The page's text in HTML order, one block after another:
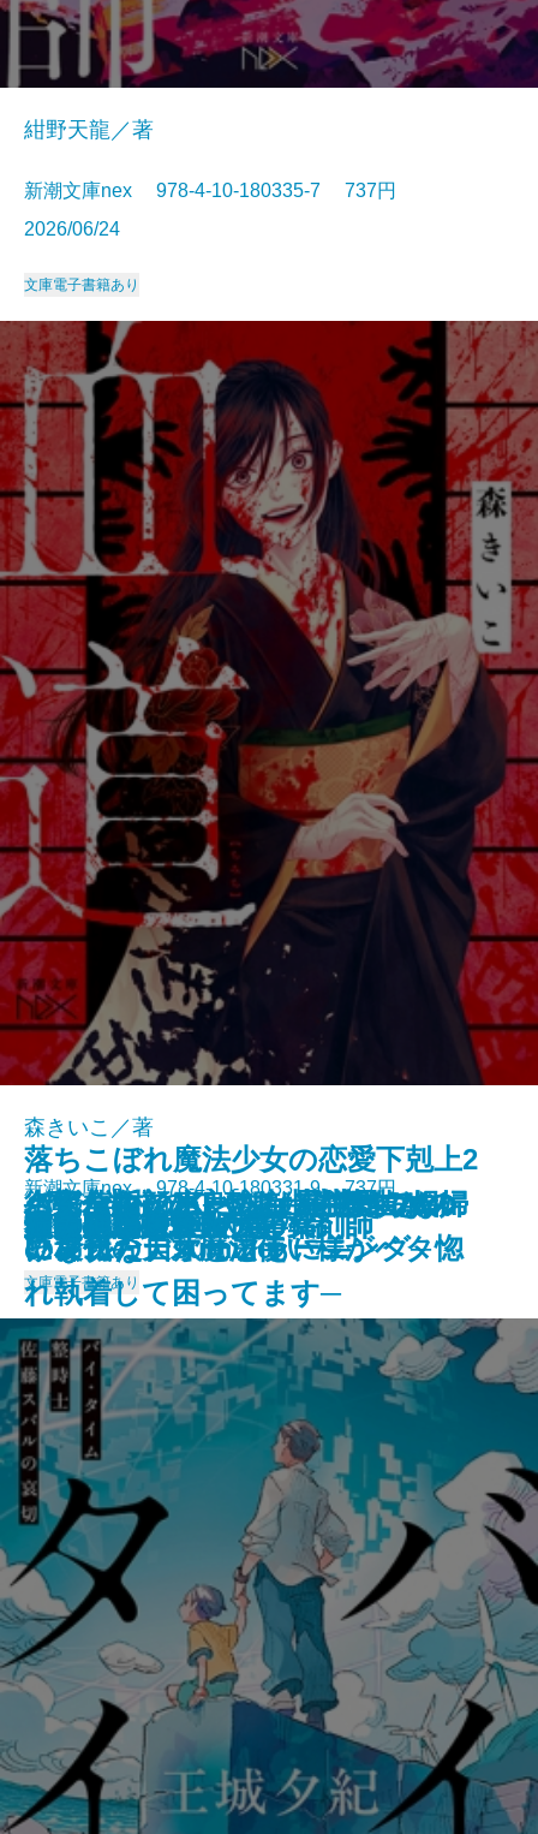
さよならの言い方なんて知らな
い。11
龍ノ国幻想9 天恵の命
神と王1 亡国の書
人魚屋敷の殺人
その他の危険
〈完全版〉JKハルは異世界で娼婦
になった summer
人喰いパンダ殺人事件
聖女が、壺
龍の隠し子 幽世の薬剤師
紺野天龍／著
新潮文庫nex 978-4-10-180335-7 737円
2026/06/24
文庫電子書籍あり
血道
森きいこ／著
新潮文庫nex 978-4-10-180331-9 737円
2026/05/28
文庫電子書籍あり
バイ・タイム─整時士佐藤スバル
の哀切─
落ちこぼれ魔法少女の恋愛下剋上2
─魔法学校のワケあり劣等生なの
に稀代の天才魔法使い様がベタ惚
れ執着して困ってます─
街角ハルシネーション─探偵AIの
リアル・ディープラーニング─
〈完全版〉JKハルは異世界で娼婦
になった
聖女の、遺産
重力アルケミック
最後の魔法
文豪の花嫁
名探偵の顔が良い2―謎解きはジ
ャンクな自炊とともに―
猫の神隠し 幽世の薬剤師